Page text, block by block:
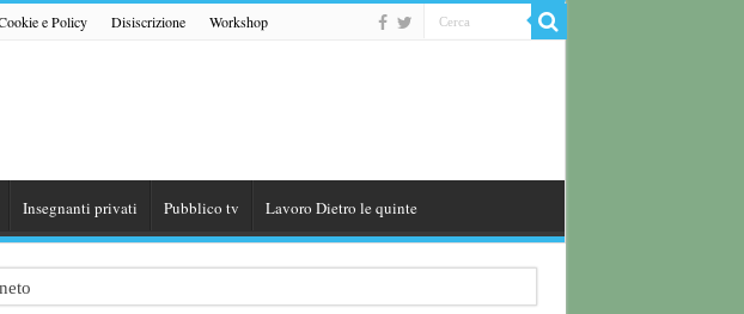
e Policy Disiscrizione Workshop
Insegnanti privati Pubblico tv Lavoro Dietro le quinte